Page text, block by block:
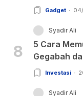
Gadget
8
Syadir Ali
5 Cara
Gegabah
Investasi
Syadir Ali